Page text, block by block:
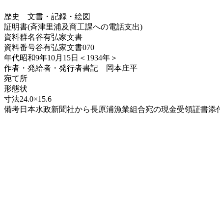
歴史
文書・記録・絵図
証明書(斉津里浦及商工課への電話支出)
資料群名谷有弘家文書
資料番号谷有弘家文書070
年代昭和9年10月15日＜1934年＞
作者・発給者・発行者書記 岡本庄平
宛て所
形態状
寸法24.0×15.6
備考日本水政新聞社から長原浦漁業組合宛の現金受領証書添